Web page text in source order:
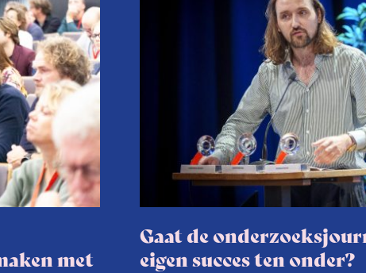
met
Gaat de
eigen succes ten onder?